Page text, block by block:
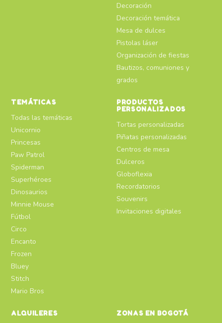
Decoración
Decoración temática
Mesa de dulces
Pistolas láser
Organización de fiestas
Bautizos, comuniones y
grados
TEMÁTICAS
Todas las temáticas
Unicornio
Princesas
Paw Patrol
Spiderman
Superhéroes
Dinosaurios
Minnie Mouse
Fútbol
Circo
Encanto
Frozen
Bluey
Stitch
Mario Bros
PRODUCTOS
PERSONALIZADOS
Tortas personalizadas
Piñatas personalizadas
Centros de mesa
Dulceros
Globoflexia
Recordatorios
Souvenirs
Invitaciones digitales
ALQUILERES ZONAS EN BOGOTÁ